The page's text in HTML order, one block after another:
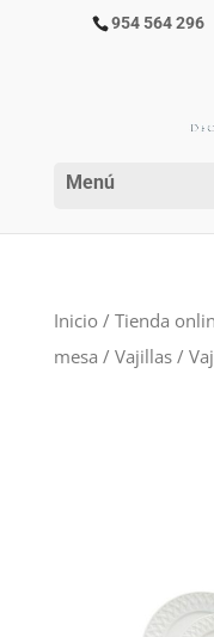
954 564 296
Inicio / Tienda
mesa / Vajillas/